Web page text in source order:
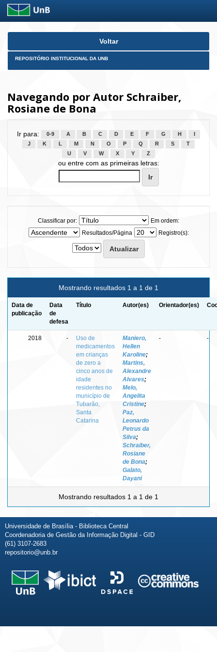
Skip
Voltar
REPOSITÓRIO INSTITUCIONAL DA UNB
Navegando por Autor Schraiber,
Rosiane de Bona
Ir para: 0-9 A B C D E F G H
J
K L M N O P Q R S
T
U
V W X Y Z
ou entre com as primeiras letras:
Classificar por:
Em ordem:
Resultados/Página
Registro(s):
Mostrando resultados 1 a 1 de 1
Data de
publicação
Data
de
defesa
Título Autor(es) Orientador(es)
2018 -
Uso de
medicamentos
em crianças
de zero a
cinco anos de
idade
residentes no
município de
Tubarão,
Santa
Catarina
Maniero,
Hellen
Karoline;
Martins,
Alexandre
Alvares;
Melo,
Angelita
Cristine;
Paz,
Leonardo
Petrus da
Silva;
Schraiber,
Rosiane
de Bona;
Galato,
Dayani
- -
Mostrando resultados 1 a 1 de 1
Universidade de Brasília - Biblioteca Central
Coordenadoria de Gestão da Informação Digital - GID
(61) 3107-2683
repositorio@unb.br